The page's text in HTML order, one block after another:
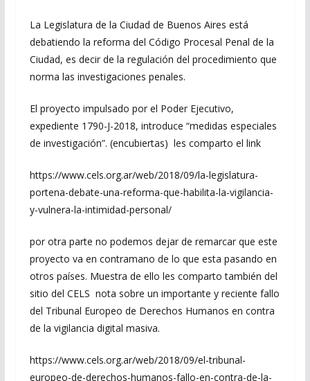
La Legislatura de la Ciudad de Buenos Aires está
debatiendo la reforma del Código Procesal Penal de la
Ciudad, es decir de la regulación del procedimiento que
norma las investigaciones penales.
El proyecto impulsado por el Poder Ejecutivo,
expediente 1790-J-2018, introduce “medidas especiales
de investigación”. (encubiertas) les comparto el link
https://www.cels.org.ar/web/2018/09/la-legislatura-
portena-debate-una-reforma-que-habilita-la-vigilancia-
y-vulnera-la-intimidad-personal/
por otra parte no podemos dejar de remarcar que este
proyecto va en contramano de lo que esta pasando en
otros países. Muestra de ello les comparto también del
sitio del CELS nota sobre un importante y reciente fallo
del Tribunal Europeo de Derechos Humanos en contra
de la vigilancia digital masiva.
https://www.cels.org.ar/web/2018/09/el-tribunal-
europeo-de-derechos-humanos-fallo-en-contra-de-la-